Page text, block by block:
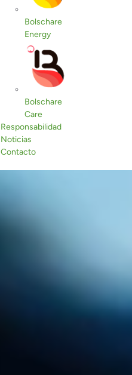
Bolschare
Energy
Bolschare
Care
Responsabilidad
Noticias
Contacto